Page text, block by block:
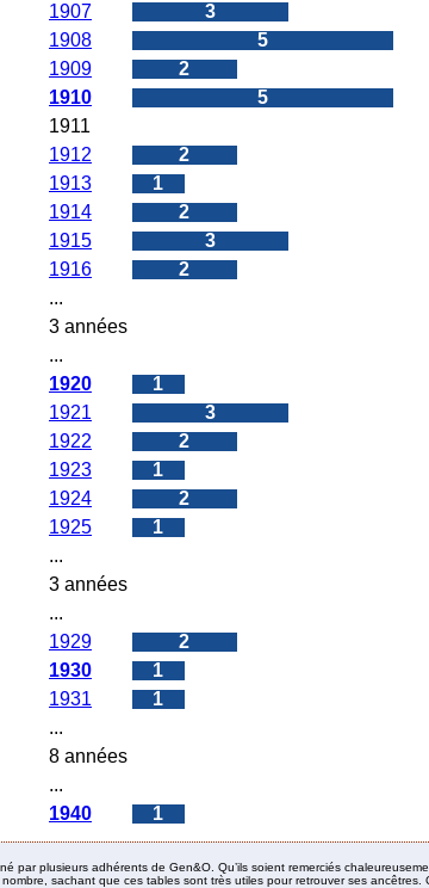
1907
3
1908
5
1909
2
1910
5
1911
1912
2
1913
1
1914
2
1915
3
1916
2
...
3 années
...
1920
1
1921
3
1922
2
1923
1
1924
2
1925
1
...
3 années
...
1929
2
1930
1
1931
1
...
8 années
...
1940
1
par plusieurs adhérents de Gen&O. Qu’ils soient remerciés
sachant que ces tables sont très utiles pour retrouver ses ancêtres.